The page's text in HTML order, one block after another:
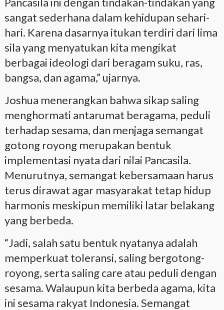
sangat sederhana dalam kehidupan sehari-
hari. Karena dasarnya itukan terdiri dari lima
sila yang menyatukan kita mengikat
berbagai ideologi dari beragam suku, ras,
bangsa, dan agama,” ujarnya.
Joshua menerangkan bahwa sikap saling
menghormati antarumat beragama, peduli
terhadap sesama, dan menjaga semangat
gotong royong merupakan bentuk
implementasi nyata dari nilai Pancasila.
Menurutnya, semangat kebersamaan harus
terus dirawat agar masyarakat tetap hidup
harmonis meskipun memiliki latar belakang
yang berbeda.
“Jadi, salah satu bentuk nyatanya adalah
memperkuat toleransi, saling bergotong-
royong, serta saling care atau peduli dengan
sesama. Walaupun kita berbeda agama, kita
ini sesama rakyat Indonesia. Semangat